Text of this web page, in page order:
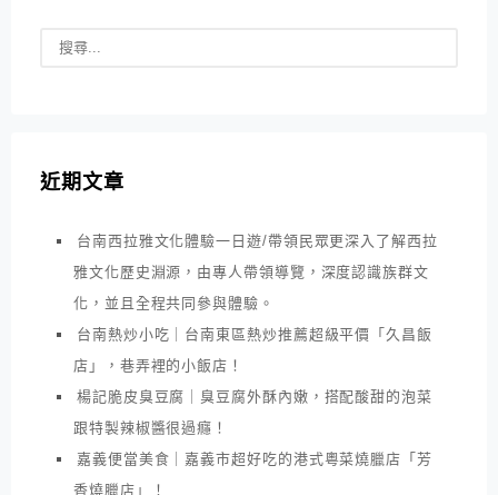
近期文章
台南西拉雅文化體驗一日遊/帶領民眾更深入了解西拉
雅文化歷史淵源，由專人帶領導覽，深度認識族群文
化，並且全程共同參與體驗。
台南熱炒小吃｜台南東區熱炒推薦超級平價「久昌飯
店」，巷弄裡的小飯店！
楊記脆皮臭豆腐｜臭豆腐外酥內嫩，搭配酸甜的泡菜
跟特製辣椒醬很過癮！
嘉義便當美食｜嘉義市超好吃的港式粵菜燒臘店「芳
香燒臘店」！